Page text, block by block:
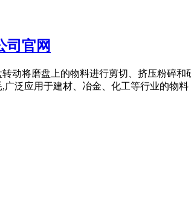
司官网
动将磨盘上的物料进行剪切、挤压粉碎
泛应用于建材、冶金、化工等行业的物料